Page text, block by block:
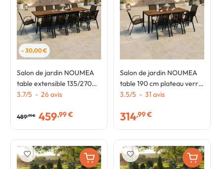
- 30,00 €
Salon de jardin NOUMEA
table extensible 135/270
CM plateau verre trempé
empilables noir et bois
3.7/5 - 26avis
489,99 € 459,99 €
Salon de jardin NOUMEA
table 190 cm plateau verre
trempé effet bois et 8
bois
3.5/5 - 31 avis
314,99 €
favorite_border favorite_border